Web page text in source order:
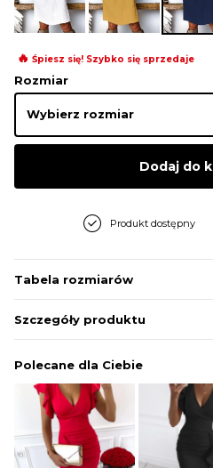
🔥 Śpiesz się! Szybko się sprzedaje
Rozmiar
Dodaj do
Produkt dostępny
Tabela rozmiarów
Szczegóły produktu
Polecane dla Ciebie